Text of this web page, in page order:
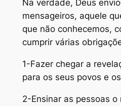
Na verdade, Deus
mensageiros, aquele
que não conhecemos,
cumprir várias
1-Fazer chegar a
para os seus povos e
2-Ensinar as pessoas o